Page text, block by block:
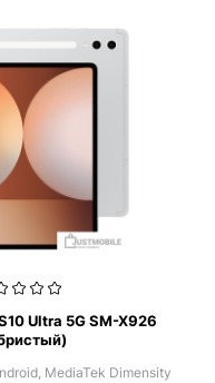
Ultra 5G SM-X926
MediaTek Dimensity